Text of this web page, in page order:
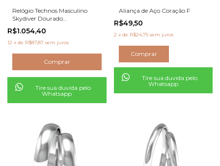
Relógio Technos Masculino
Skydiver Dourado
WT2050AF/1B
R$1.054,40
12 x de R$87,87 sem juros
Tire sua duvida pelo
Whatsapp
Aliança de Aço Coração F
R$49,50
2 x de R$24,75 sem juros
Comprar
Tire sua duvida pelo
Whatsapp